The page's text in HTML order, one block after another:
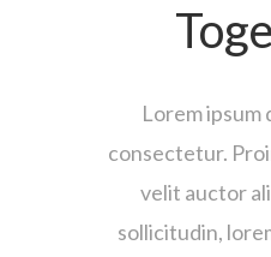
Lorem ipsum
consectetur.
velit auctor
sollicitudin,